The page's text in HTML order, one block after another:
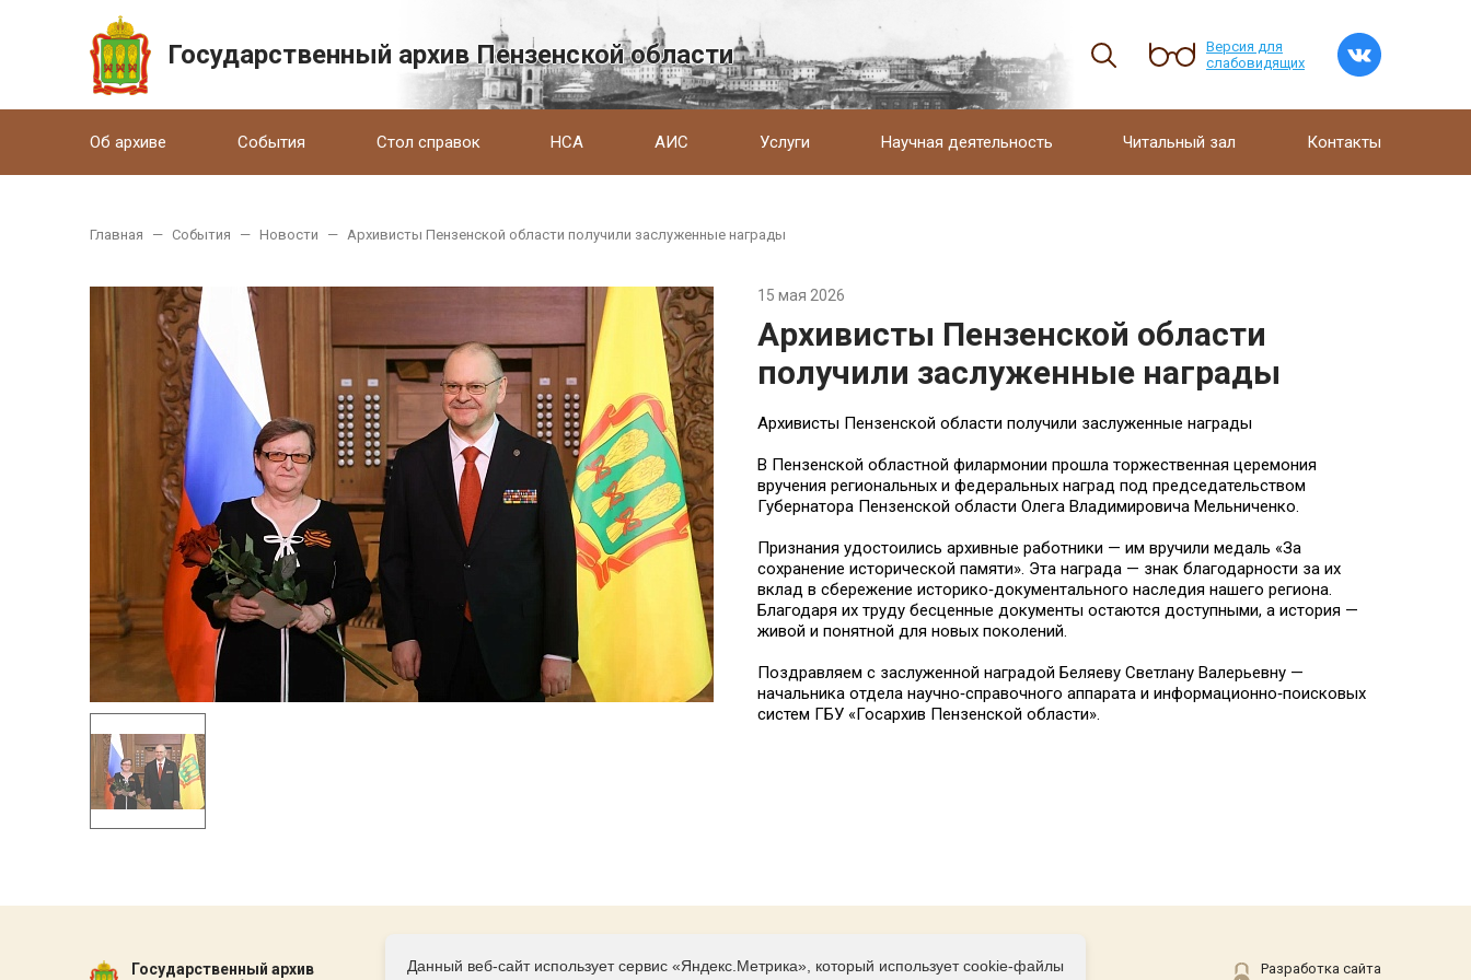
Государственный архив Пензенской области
Версия для
слабовидящих
Об архиве События Стол справок НСА АИС Услуги Научная деятельность Читальный зал Контакты
Главная — События — Новости — Архивисты Пензенской области получили заслуженные награды
15 мая 2026
Архивисты Пензенской области
получили заслуженные награды
Архивисты Пензенской области получили заслуженные награды
В Пензенской областной филармонии прошла торжественная церемония
вручения региональных и федеральных наград под председательством
Губернатора Пензенской области Олега Владимировича Мельниченко.
Признания удостоились архивные работники — им вручили медаль «За
сохранение исторической памяти». Эта награда — знак благодарности за их
вклад в сбережение историко‑документального наследия нашего региона.
Благодаря их труду бесценные документы остаются доступными, а история —
живой и понятной для новых поколений.
Поздравляем с заслуженной наградой Беляеву Светлану Валерьевну —
начальника отдела научно‑справочного аппарата и информационно‑поисковых
систем ГБУ «Госархив Пензенской области».
Государственный архив
Контакты Соц сети
Разработка сайта
Данный веб-сайт использует сервис «Яндекс.Метрика», который использует cookie-файлы